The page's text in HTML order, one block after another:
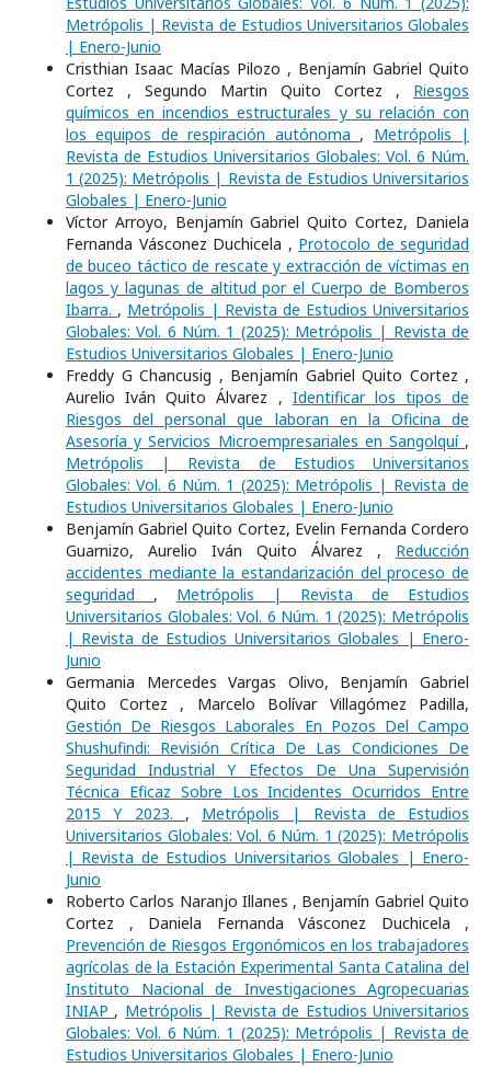
Metrópolis | Revista de Estudios Universitarios Globales
| Enero-Junio
Cristhian Isaac Macías Pilozo , Benjamín Gabriel Quito
Cortez , Segundo Martin Quito Cortez , Riesgos
químicos en incendios estructurales y su relación con
los equipos de respiración autónoma , Metrópolis |
Revista de Estudios Universitarios Globales: Vol. 6 Núm.
1 (2025): Metrópolis | Revista de Estudios Universitarios
Globales | Enero-Junio
Víctor Arroyo, Benjamín Gabriel Quito Cortez, Daniela
Fernanda Vásconez Duchicela , Protocolo de seguridad
de buceo táctico de rescate y extracción de víctimas en
lagos y lagunas de altitud por el Cuerpo de Bomberos
Ibarra. , Metrópolis | Revista de Estudios Universitarios
Globales: Vol. 6 Núm. 1 (2025): Metrópolis | Revista de
Estudios Universitarios Globales | Enero-Junio
Freddy G Chancusig , Benjamín Gabriel Quito Cortez ,
Aurelio Iván Quito Álvarez , Identificar los tipos de
Riesgos del personal que laboran en la Oficina de
Asesoría y Servicios Microempresariales en Sangolquí ,
Metrópolis | Revista de Estudios Universitarios
Globales: Vol. 6 Núm. 1 (2025): Metrópolis | Revista de
Estudios Universitarios Globales | Enero-Junio
Benjamín Gabriel Quito Cortez, Evelin Fernanda Cordero
Guarnizo, Aurelio Iván Quito Álvarez , Reducción
accidentes mediante la estandarización del proceso de
seguridad , Metrópolis | Revista de Estudios
Universitarios Globales: Vol. 6 Núm. 1 (2025): Metrópolis
| Revista de Estudios Universitarios Globales | Enero-
Junio
Germania Mercedes Vargas Olivo, Benjamín Gabriel
Quito Cortez , Marcelo Bolívar Villagómez Padilla,
Gestión De Riesgos Laborales En Pozos Del Campo
Shushufindi: Revisión Crítica De Las Condiciones De
Seguridad Industrial Y Efectos De Una Supervisión
Técnica Eficaz Sobre Los Incidentes Ocurridos Entre
2015 Y 2023. , Metrópolis | Revista de Estudios
Universitarios Globales: Vol. 6 Núm. 1 (2025): Metrópolis
| Revista de Estudios Universitarios Globales | Enero-
Junio
Roberto Carlos Naranjo Illanes , Benjamín Gabriel Quito
Cortez , Daniela Fernanda Vásconez Duchicela ,
Prevención de Riesgos Ergonómicos en los trabajadores
agrícolas de la Estación Experimental Santa Catalina del
Instituto Nacional de Investigaciones Agropecuarias
INIAP , Metrópolis | Revista de Estudios Universitarios
Globales: Vol. 6 Núm. 1 (2025): Metrópolis | Revista de
Estudios Universitarios Globales | Enero-Junio